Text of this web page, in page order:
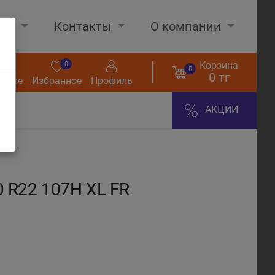
Контакты О компании
Избранное
0
Профиль
0 Корзина
0 тг
АКЦИИ
107H XL FR